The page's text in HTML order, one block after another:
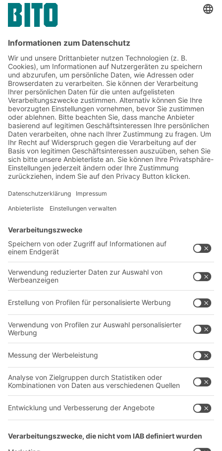
Unternehmenskommunikation
& Presse
Jetzt beim BITO Newsletter
anmelden:
Lager- & Logistiknews
Exklusive Rabatte
Neuheiten
Lösungen
Behältersysteme
Regalsysteme
Transportsysteme
Beratung & Service
Unternehmen
Standorte weltweit
Produktionsstandorte
Follow us
YOUR LIFE.